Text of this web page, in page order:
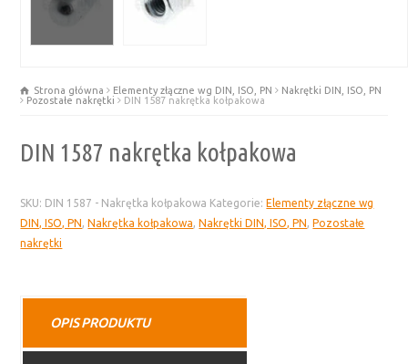
Strona główna Elementy złączne wg DIN, ISO, PN
Nakrętki DIN, ISO, PN
Pozostałe nakrętki
DIN 1587 nakrętka kołpakowa
DIN 1587 nakrętka kołpakowa
SKU: DIN 1587 - Nakrętka kołpakowa Kategorie:Elementy złączne wg
DIN, ISO, PN,Nakrętka kołpakowa,Nakrętki DIN, ISO, PN,Pozostałe
nakrętki
OPIS PRODUKTU